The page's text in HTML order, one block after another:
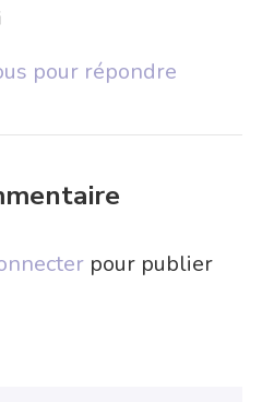
pour répondre
pour publier